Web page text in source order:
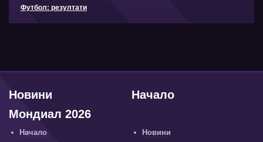
Футбол: резултати
Начало
Новини
Мондиал 2026
Начало
Новини